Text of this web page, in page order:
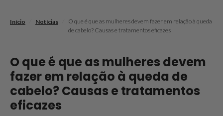
Início Notícias
O que é que as mulheres devem fazer em relação à queda
de cabelo? Causas e tratamentos eficazes
O que é que as mulheres devem
fazer em relação à queda de
cabelo? Causas e tratamentos
eficazes